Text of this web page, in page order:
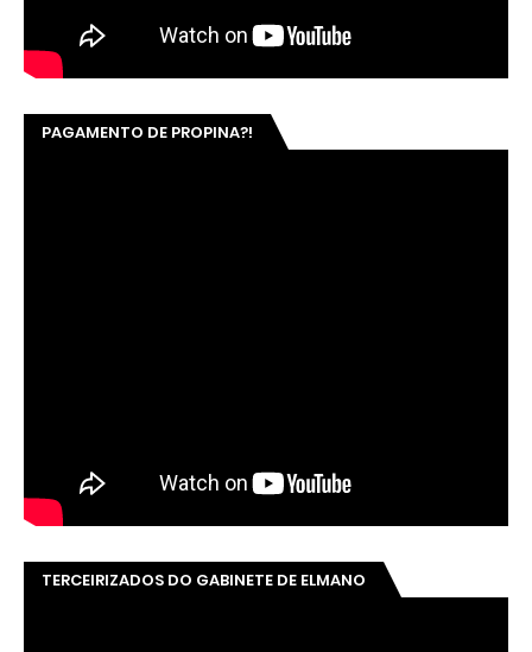
PAGAMENTO DE PROPINA?!
TERCEIRIZADOS DO GABINETE DE ELMANO